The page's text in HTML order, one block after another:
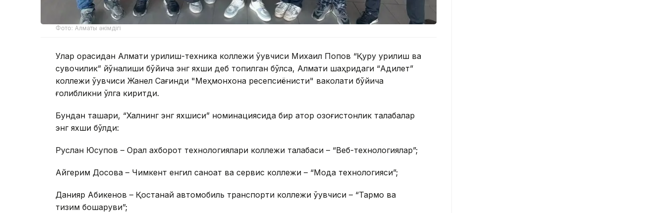
Фото: Алматы әкімдігі
Улар орасидан Алмати қурилиш-техника коллежи ўқувчиси Михаил Попов “Қуруқ қурилиш ва
сувоқчилик” йўналиши бўйича энг яхши деб топилган бўлса, Алмати шаҳридаги “Адилет”
коллежи ўқувчиси Жанел Сағиндиқ "Меҳмонхона ресепсиёнисти" ваколати бўйича
ғолибликни қўлга киритди.
Бундан ташқари, “Халқнинг энг яхшиси” номинациясида бир қатор қозоғистонлик талабалар
энг яхши бўлди:
Руслан Юсупов – Орал ахборот технологиялари коллежи талабаси – “Веб-технологиялар”;
Айгерим Досова – Чимкент енгил саноат ва сервис коллежи – “Мода технологияси”;
Данияр Абикенов – Қостанай автомобиль транспорти коллежи ўқувчиси – “Тармоқ ва
тизим бошқаруви”;